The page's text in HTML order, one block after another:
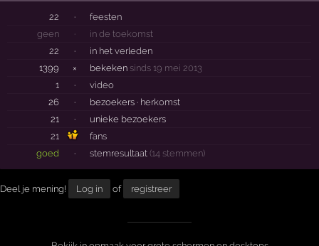
22 ·
feesten
geen
·
in de toekomst
22
·
in het verleden
1399
× bekeken sinds 19 mei 2013
1
·
video
26
· bezoekers · herkomst
21
·
unieke bezoekers
21
fans
goed
· stemresultaat (14 stemmen)
Deel je mening! Log in of registreer